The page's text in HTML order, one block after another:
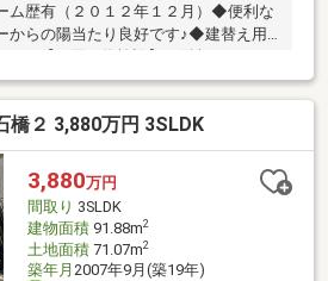
ム歴有（２０１２年１２月）◆便利な
からの陽当たり良好です♪◆建替え用
ーマート石橋駅東店：徒歩7分・ロー
リ箕面店：徒歩8分・コジマドラッグ
】・わくわく保育園：徒歩6分・池田
・池田市立石橋中学校：徒歩8分【そ
クシール巽病院：徒歩10分◆現地見
記の見学カレンダーまたはお電話でお
橋２ 3,880万円 3SLDK
3,880万円
間取り 3SLDK
建物面積91.88m2
土地面積71.07m2
築年月 2007年9月(築19年)